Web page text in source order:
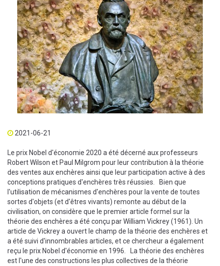
2021-06-21
Le prix Nobel d'économie 2020 a été décerné aux professeurs
Robert Wilson et Paul Milgrom pour leur contribution à la théorie
des ventes aux enchères ainsi que leur participation active à des
conceptions pratiques d'enchères très réussies. Bien que
l'utilisation de mécanismes d'enchères pour la vente de toutes
sortes d'objets (et d'êtres vivants) remonte au début de la
civilisation, on considère que le premier article formel sur la
théorie des enchères a été conçu par William Vickrey (1961). Un
article de Vickrey a ouvert le champ de la théorie des enchères et
a été suivi d'innombrables articles, et ce chercheur a également
reçu le prix Nobel d'économie en 1996. La théorie des enchères
est l'une des constructions les plus collectives de la théorie